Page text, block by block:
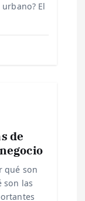
El
de
qué son
son las